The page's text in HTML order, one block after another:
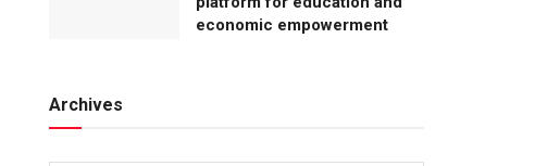
economic empowerment
Archives